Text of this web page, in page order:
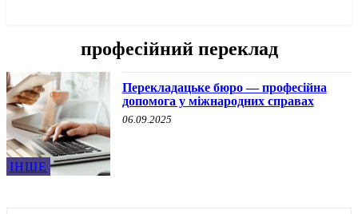
професійний переклад
ІНШЕ
Перекладацьке бюро — професійна
допомога у міжнародних справах
06.09.2025